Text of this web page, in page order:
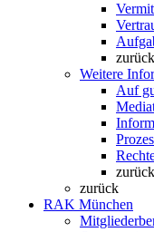
zurück
Weitere
Auf
zurück
zurück
RAK München